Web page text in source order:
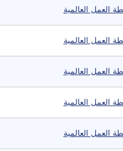
العمل العالمية
العمل العالمية
العمل العالمية
العمل العالمية
العمل العالمية